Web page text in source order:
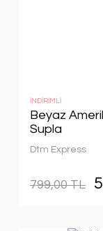
İNDİRİMLİ
Beyaz
Supla
Dtm Express
799,00 TL